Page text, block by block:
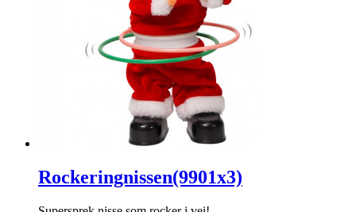
Rockeringnissen(9901x3)